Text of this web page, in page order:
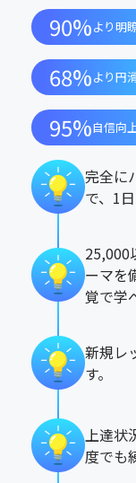
90%より明
68%より円
95%自信向
完全に
で、1
25,000
ーマを
覚で学
新規レ
す。
上達状
度でも